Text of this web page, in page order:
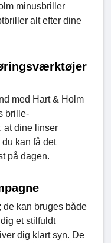
minusbriller
alt efter dine
med Hart & Holm
brille-
at dine linser
kan få det
på dagen.
kan bruges både
et stilfuldt
dig klart syn. De